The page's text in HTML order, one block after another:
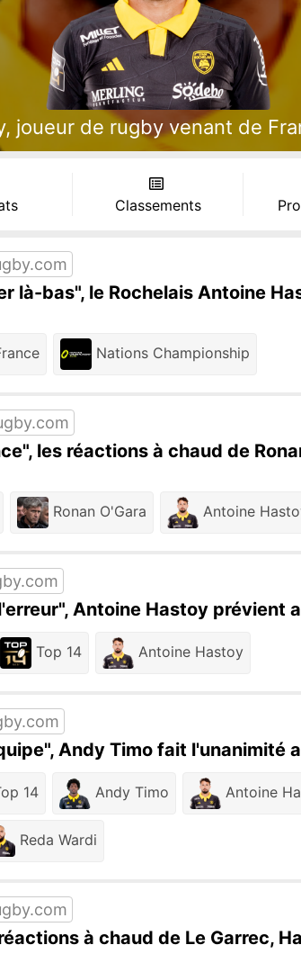
joueur de rugby venant de
Classements
là-bas", le Rochelais Antoine
Nations Championship
les réactions à chaud de
Ronan O'Gara Antoine
Antoine Hastoy prévient
Top 14 Antoine Hastoy
Andy Timo fait l'unanimité
14 Andy Timo Antoine
Reda Wardi
à chaud de Le Garrec,